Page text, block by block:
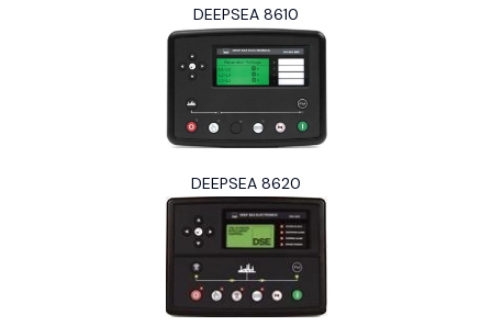
DEEPSEA 8610
DEEPSEA 8620